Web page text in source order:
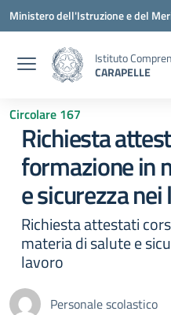
Vai ai contenuti
Vai al menu di navigazione
Vai al footer
Ministero dell'Istruzione e del
Istituto
CARAPELLE
Circolare 167
Richiesta
formazione in
e sicurezza
Richiesta attestati
materia di salute e
lavoro
Personale scolastico